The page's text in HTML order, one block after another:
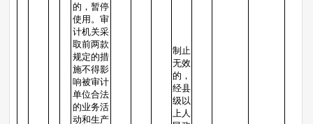
的，暂停
使用。审
计机关采
取前两款
规定的措
施不得影
响被审计
单位合法
的业务活
动和生产
制止
无效
的，
经县
级以
上人